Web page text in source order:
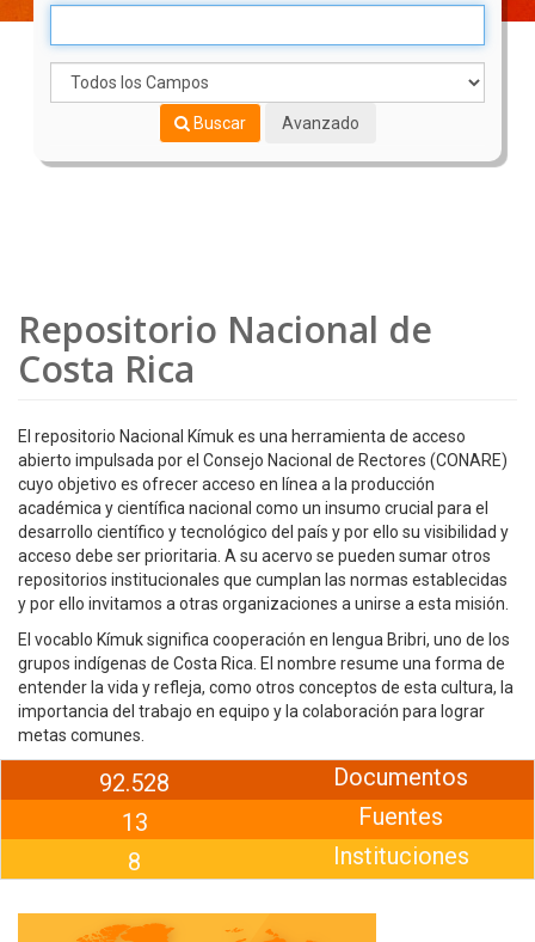
Buscar Avanzado
Repositorio Nacional de
Costa Rica
El repositorio Nacional Kímuk es una herramienta de acceso
abierto impulsada por el Consejo Nacional de Rectores (CONARE)
cuyo objetivo es ofrecer acceso en línea a la producción
académica y científica nacional como un insumo crucial para el
desarrollo científico y tecnológico del país y por ello su visibilidad y
acceso debe ser prioritaria. A su acervo se pueden sumar otros
repositorios institucionales que cumplan las normas establecidas
y por ello invitamos a otras organizaciones a unirse a esta misión.
El vocablo Kímuk significa cooperación en lengua Bribri, uno de los
grupos indígenas de Costa Rica. El nombre resume una forma de
entender la vida y refleja, como otros conceptos de esta cultura, la
importancia del trabajo en equipo y la colaboración para lograr
metas comunes.
92.528
13
8
Documentos
Fuentes
Instituciones